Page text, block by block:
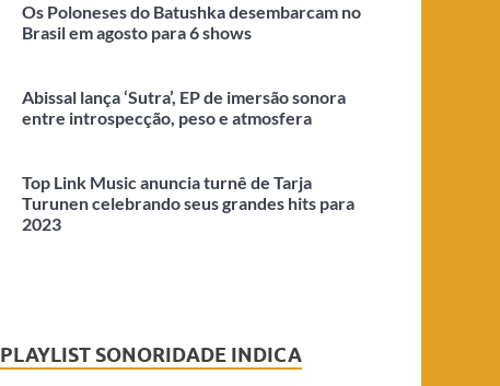
Os Poloneses do Batushka desembarcam no
Brasil em agosto para 6 shows
Abissal lança ‘Sutra’, EP de imersão sonora
entre introspecção, peso e atmosfera
Top Link Music anuncia turnê de Tarja
Turunen celebrando seus grandes hits para
2023
PLAYLIST SONORIDADE INDICA